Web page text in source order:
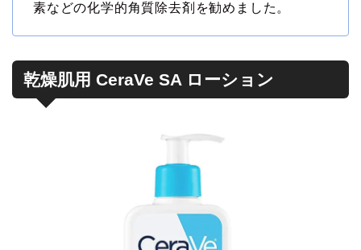
素などの化学的角質除去剤を勧めました。
乾燥肌用 CeraVe SA ローション